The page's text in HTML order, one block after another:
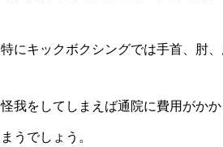
特にキックボクシングでは手首、肘
怪我をしてしまえば通院に費用がか
まうでしょう。